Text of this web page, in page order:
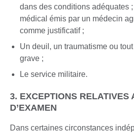
dans des conditions adéquates
médical émis par un médecin
comme justificatif ;
Un deuil, un traumatisme ou
grave ;
Le service militaire.
3. EXCEPTIONS RELATIVES
D’EXAMEN
Dans certaines circonstances